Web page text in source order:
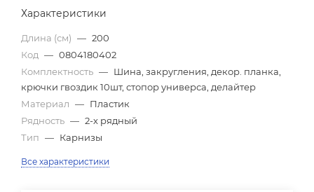
Характеристики
Длина (см) — 200
Код — 0804180402
Комплектность — Шина, закругления, декор. планка,
крючки гвоздик 10шт, стопор универса, делайтер
Материал — Пластик
Рядность — 2-х рядный
Тип — Карнизы
Все характеристики